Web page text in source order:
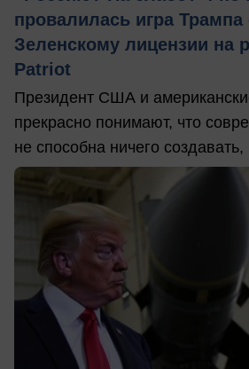
провалилась игра
Зеленскому лицензии на
Patriot
Президент США и
прекрасно понимают, что
не способна ничего